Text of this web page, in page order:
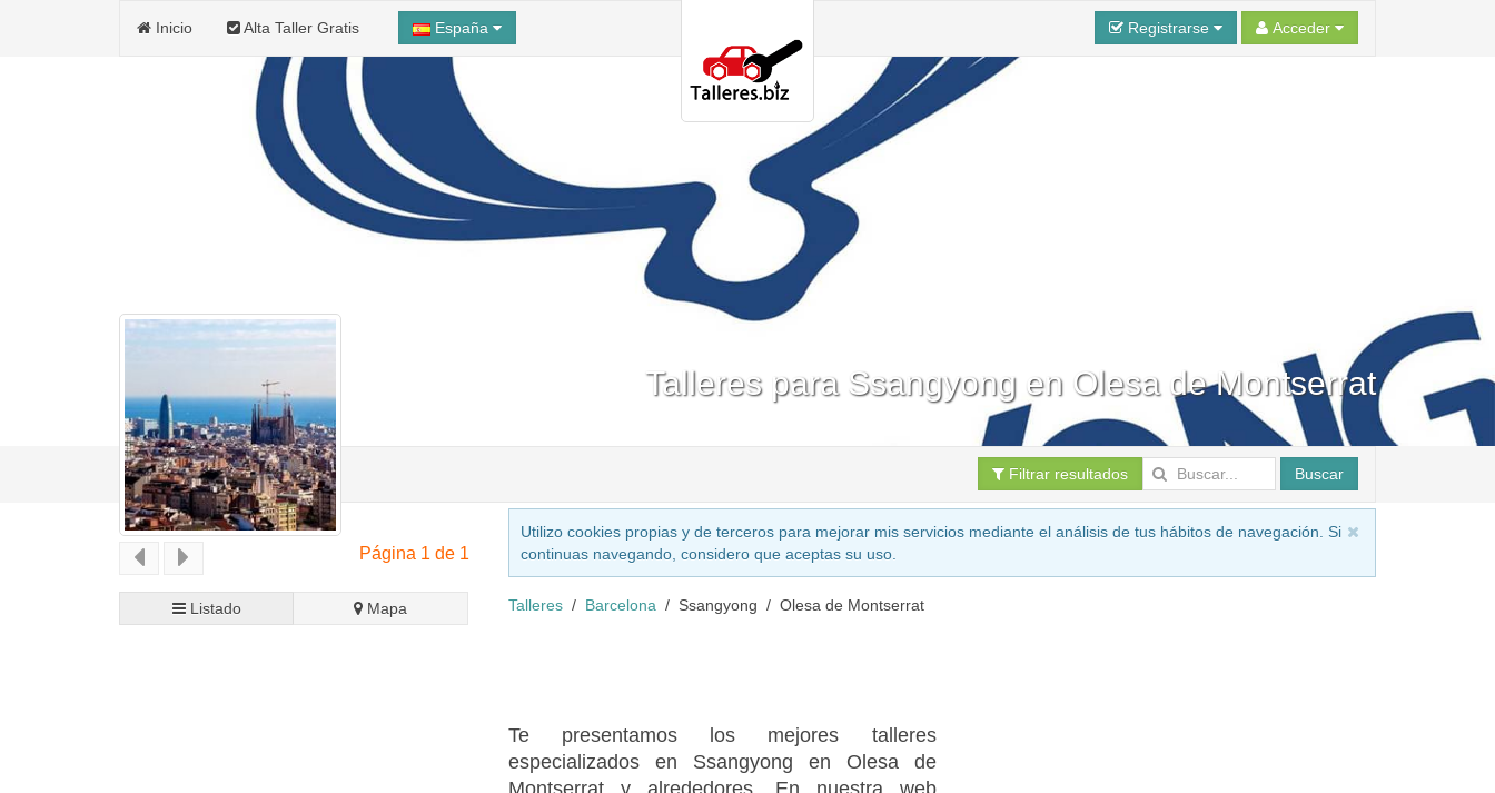
Inicio Alta Taller Gratis España Registrarse Acceder
Talleres para Ssangyong en Olesa de Montserrat
Filtrar resultados Buscar
Página 1 de 1
Listado Mapa
Utilizo cookies propias y de terceros para mejorar mis servicios mediante el análisis de tus hábitos de navegación. Si
continuas navegando, considero que aceptas su uso.
Talleres Barcelona Ssangyong Olesa de Montserrat
Te presentamos los mejores talleres
especializados en Ssangyong en Olesa de
Montserrat y alrededores. En nuestra web